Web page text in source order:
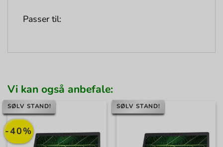
Passer til:
Vi kan også anbefale:
-40%
SØLV STAND! SØLV STAND!